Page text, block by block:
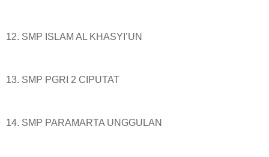
12. SMP ISLAM AL KHASYI’UN
13. SMP PGRI 2 CIPUTAT
14. SMP PARAMARTA UNGGULAN